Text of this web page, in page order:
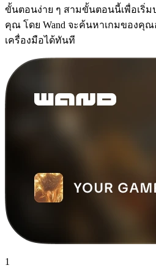
ขั้นตอนง่าย ๆ สามขั้นตอนนี้เพื่อเริ่
คุณ โดย Wand จะค้นหาเกมของคุ
เครื่องมือได้ทันที
1